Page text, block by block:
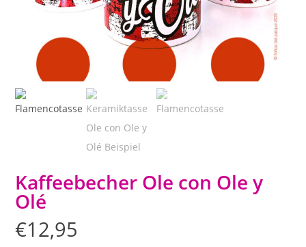
Kaffeebecher Ole con Ole y
Olé
€12,95